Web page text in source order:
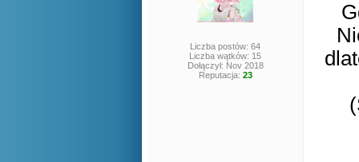
Liczba postów: 64
Liczba wątków: 15
Dołączył: Nov 2018
Reputacja: 23